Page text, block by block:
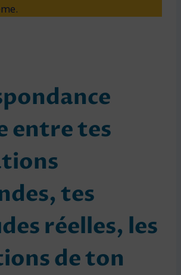
entre tes
tes
réelles, les
de ton